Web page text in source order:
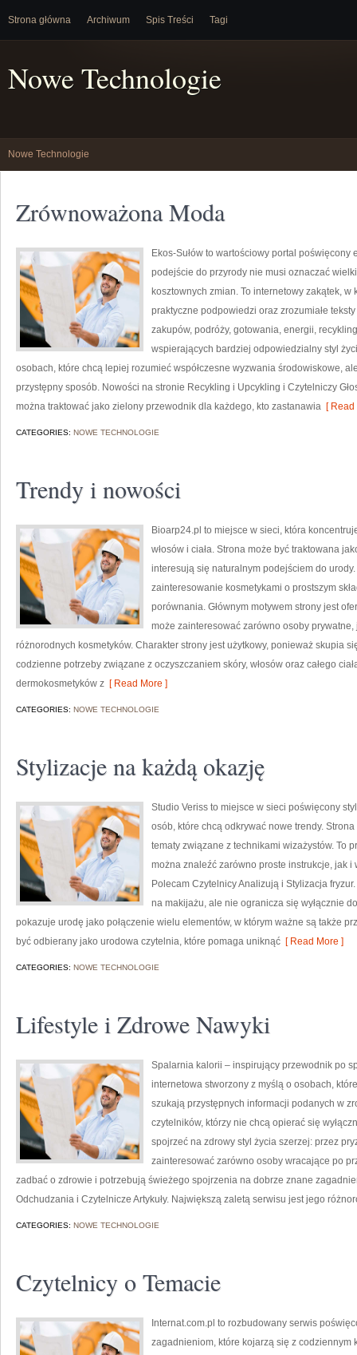
Strona główna Archiwum Spis Treści Tagi
Nowe Technologie
Nowe Technologie
Zrównoważona Moda
Ekos-Sułów to wartościowy portal
podejście do przyrody nie musi oznaczać
kosztownych zmian. To internetowy zakątek,
praktyczne podpowiedzi oraz zrozumiałe
zakupów, podróży, gotowania, energii,
wspierających bardziej odpowiedzialny styl
osobach, które chcą lepiej rozumieć współczesne wyzwania środowiskowe,
przystępny sposób. Nowości na stronie Recykling i Upcykling i Czytelniczy
można traktować jako zielony przewodnik dla każdego, kto zastanawia [ Read
CATEGORIES: NOWE TECHNOLOGIE
Trendy i nowości
Bioarp24.pl to miejsce w sieci, która
włosów i ciała. Strona może być traktowana
interesują się naturalnym podejściem do
zainteresowanie kosmetykami o prostszym
porównania. Głównym motywem strony jest
może zainteresować zarówno osoby
różnorodnych kosmetyków. Charakter strony jest użytkowy, ponieważ skupia
codzienne potrzeby związane z oczyszczaniem skóry, włosów oraz całego
dermokosmetyków z [ Read More ]
CATEGORIES: NOWE TECHNOLOGIE
Stylizacje na każdą okazję
Studio Veriss to miejsce w sieci poświęcony
osób, które chcą odkrywać nowe trendy.
tematy związane z technikami wizażystów. To
można znaleźć zarówno proste instrukcje, jak
Polecam Czytelnicy Analizują i Stylizacja
na makijażu, ale nie ogranicza się wyłącznie
pokazuje urodę jako połączenie wielu elementów, w którym ważne są także
być odbierany jako urodowa czytelnia, które pomaga uniknąć [ Read More ]
CATEGORIES: NOWE TECHNOLOGIE
Lifestyle i Zdrowe Nawyki
Spalarnia kalorii – inspirujący przewodnik po
internetowa stworzony z myślą o osobach,
szukają przystępnych informacji podanych w
czytelników, którzy nie chcą opierać się
spojrzeć na zdrowy styl życia szerzej: przez
zainteresować zarówno osoby wracające po
zadbać o zdrowie i potrzebują świeżego spojrzenia na dobrze znane
Odchudzania i Czytelnicze Artykuły. Największą zaletą serwisu jest jego
CATEGORIES: NOWE TECHNOLOGIE
Czytelnicy o Temacie
Internat.com.pl to rozbudowany serwis
zagadnieniom, które kojarzą się z codziennym